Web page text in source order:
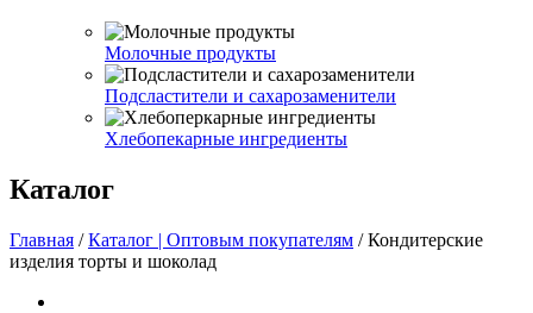
Молочные продукты
Подсластители и сахарозаменители
Хлебопекарные ингредиенты
Каталог
Главная /Каталог | Оптовым покупателям /Кондитерские
изделия торты и шоколад